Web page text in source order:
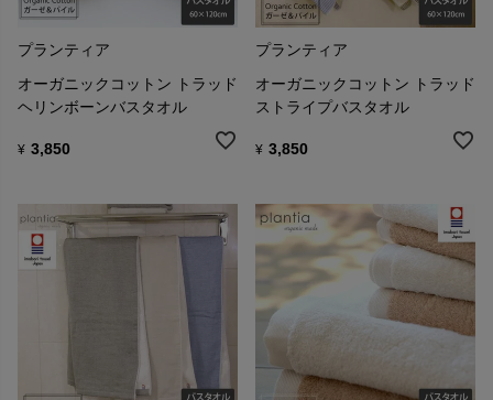
プランティア
オーガニックコットン トラッド
ヘリンボーンバスタオル
¥ 3,850
プランティア
オーガニックコットン トラッド
ストライプバスタオル
¥ 3,850